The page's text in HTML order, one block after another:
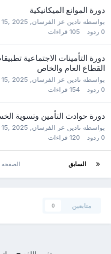
دورة الموانع الميكانيكية
بواسطه نادين عز الفرسان,
2025
0 ردود 105 قراءات
دورة التأمينات الاجتماعية
القطاع العام والخاص
بواسطه نادين عز الفرسان,
2025
0 ردود 154 قراءات
دورة حوادث التأمين وتسوية
بواسطه نادين عز الفرسان,
2025
0 ردود 120 قراءات
السابق الصفحه 7 من 20
متابعين 0